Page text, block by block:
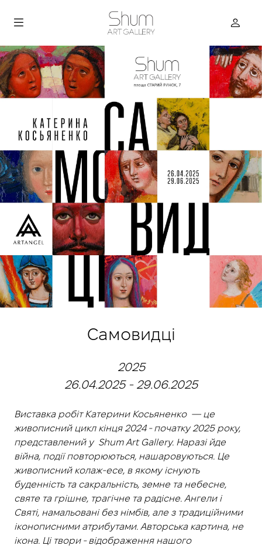
Самовидці
2025
26.04.2025 - 29.06.2025
Виставка робіт Катерини Косьяненко — це
живописний цикл кінця 2024 - початку 2025 року,
представлений у Shum Art Gallery. Наразі йде
війна, події повторюються, нашаровуються. Це
живописний колаж-есе, в якому існують
буденність та сакральність, земне та небесне,
святе та грішне, трагічне та радісне. Ангели і
Святі, намальовані без німбів, але з традиційними
іконописними атрибутами. Авторська картина, не
ікона. Ці твори - відображення нашого